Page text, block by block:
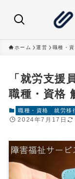
ホーム 運営 職種・
「就労支援
職種・資格
職種・資格 就労移
2024年7月17日